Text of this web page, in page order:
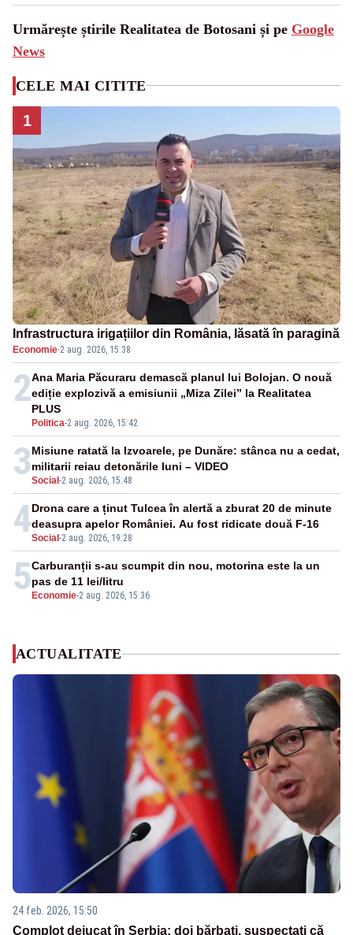
Urmărește știrile Realitatea de Botosani și pe Google
News
CELE MAI CITITE
1
Infrastructura irigațiilor din România, lăsată în paragină
Economie·2 aug. 2026, 15:38
2
Politica-2 aug. 2026, 15:42
Ana Maria Păcuraru demască planul lui Bolojan. O nouă
ediție explozivă a emisiunii „Miza Zilei” la Realitatea
PLUS
3Social -2 aug. 2026, 15:48
Misiune ratată la Izvoarele, pe Dunăre: stânca nu a cedat,
militarii reiau detonările luni – VIDEO
4Social -2 aug. 2026, 19:28
Drona care a ținut Tulcea în alertă a zburat 20 de minute
deasupra apelor României. Au fost ridicate două F-16
5 Economie-2 aug. 2026, 15:36
Carburanții s-au scumpit din nou, motorina este la un
pas de 11 lei/litru
ACTUALITATE
24 feb. 2026, 15:50
Complot dejucat în Serbia: doi bărbați, suspectați că